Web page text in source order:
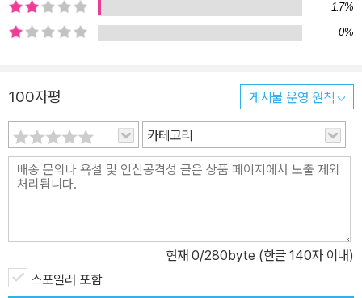
1.7%
0%
100자평 게시물 운영 원칙
카테고리
현재 0/280byte (한글 140자 이내)
스포일러 포함